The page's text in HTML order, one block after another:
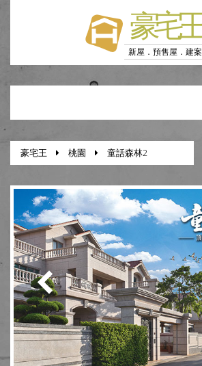
豪宅王
新屋．預售屋．建案
豪宅王 桃園 童話森林2